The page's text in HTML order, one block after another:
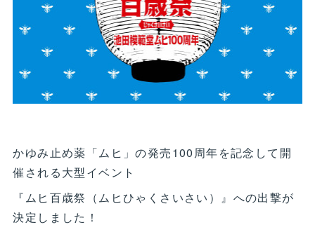
かゆみ止め薬「ムヒ」の発売100周年を記念して開
催される大型イベント
『ムヒ百歳祭（ムヒひゃくさいさい）』への出撃が
決定しました！